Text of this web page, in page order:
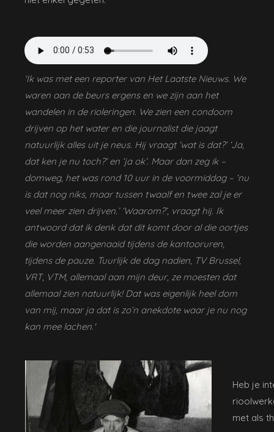
'Ik was met een reporter van Het Laatste Nieuws. We
waren aan de beurs ergens en we zijn aan het
wandelen in de rioleringen. We zien een condoom
drijven op het water en die journalist die jaagt
natuurlijk alles uit je neus. Hij vraagt ‘wat is dat?’ ‘Ja,
dat ken je nu toch?’ en ‘ja ok’. Maar dan zeg ik –
domweg, het was rond 10 uur in de voormiddag – ‘nu
is dat nog niks, maar tussen twaalf en twee zal je er
veel meer zien drijven.’ ‘Waarom?’, vraagt hij. Ik
antwoord dat ik denk dat dit komt door al die oortjes
die worden aangenaaid tijdens de kantooruren,
tijdens de pauze. Tuurlijk de dag nadien, TV Brussel,
VRT, VTM, allemaal aan mijn deur, ze moesten dat
allemaal zien natuurlijk! Dat was eigenlijk heel dom
van mij, maar ja dat is zo’n anekdote waar je nu nog
kan mee lachen.'
Heb je
met als